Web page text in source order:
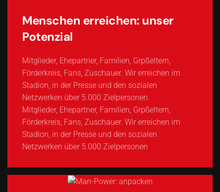
Menschen erreichen: unser
Potenzial
Mitglieder, Ehepartner, Familien, Grpßeltern,
Förderkreis, Fans, Zuschauer. Wir erreichen im
Stadion, in der Presse und den sozialen
Netzwerken über 5.000 Zielpersonen.
Mitglieder, Ehepartner, Familien, Grpßeltern,
Förderkreis, Fans, Zuschauer. Wir erreichen im
Stadion, in der Presse und den sozialen
Netzwerken über 5.000 Zielpersonen